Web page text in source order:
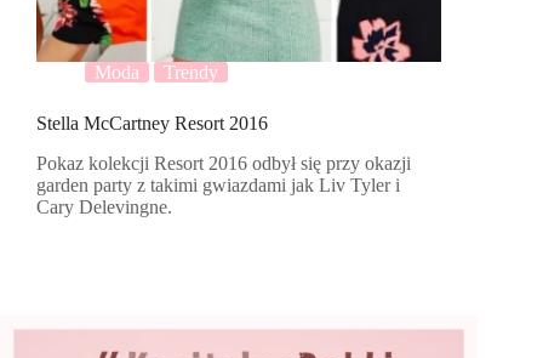
Moda Trendy
Stella McCartney Resort 2016
Pokaz kolekcji Resort 2016 odbył się przy okazji
garden party z takimi gwiazdami jak Liv Tyler i
Cary Delevingne.